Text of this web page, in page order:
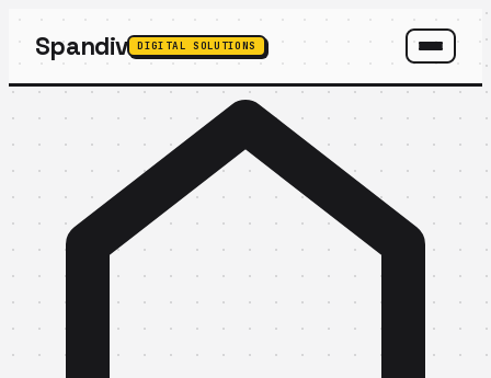
Spandiv DIGITAL SOLUTIONS
SPANDIV ASSISTANT